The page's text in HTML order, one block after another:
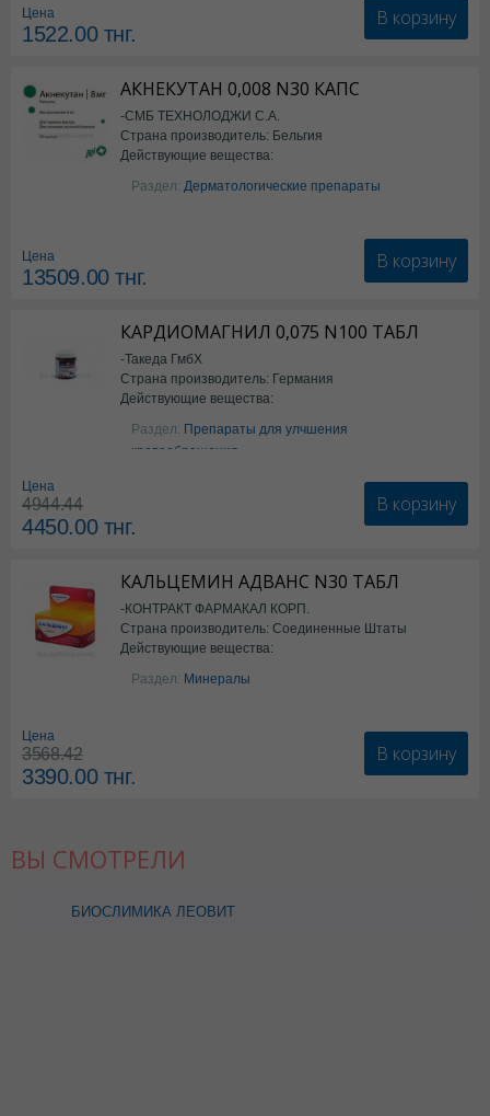
Цена
1522.00тнг.
В корзину
АКНЕКУТАН 0,008 N30 КАПС
-СМБ ТЕХНОЛОДЖИ С.А.
Страна производитель: Бельгия
Действующие вещества:
Изотретиноин
Раздел: Дерматологические препараты
Цена
13509.00тнг.
В корзину
КАРДИОМАГНИЛ 0,075 N100 ТАБЛ
-Такеда ГмбХ
Страна производитель: Германия
Действующие вещества:
ацетилсалициловая кислота
Раздел: Препараты для улчшения
кровообращения
Цена
4944.44
4450.00тнг.
В корзину
КАЛЬЦЕМИН АДВАНС N30 ТАБЛ
-КОНТРАКТ ФАРМАКАЛ КОРП.
Страна производитель: Соединенные Штаты
Америки
Действующие вещества:
Колекальциферол+Кальция
карбонат
Раздел: Минералы
Цена
3568.42
3390.00тнг.
В корзину
ВЫ СМОТРЕЛИ
БИОСЛИМИКА ЛЕОВИТ